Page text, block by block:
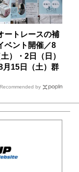
ートレースの補
ベント開催／8
）・2日（日）
月15日（土）群
Recommended by